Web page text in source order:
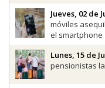
Jueves, 02 de
móviles
el smartphone
Lunes, 15 de
pensionistas